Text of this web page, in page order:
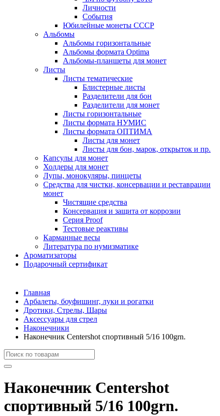
Личности
События
Юбилейные монеты СССР
Альбомы
Альбомы горизонтальные
Альбомы формата Optima
Альбомы-планшеты для монет
Листы
Листы тематические
Блистерные листы
Разделители для бон
Разделители для монет
Листы горизонтальные
Листы формата НУМИС
Листы формата ОПТИМА
Листы для монет
Листы для бон, марок, открыток и пр.
Капсулы для монет
Холдеры для монет
Лупы, монокуляры, пинцеты
Средства для чистки, консервации и реставрации
монет
Чистящие средства
Консервация и защита от коррозии
Серия Proof
Тестовые реактивы
Карманные весы
Литература по нумизматике
Ароматизаторы
Подарочный сертификат
Главная
Арбалеты, боуфишинг, луки и рогатки
Дротики, Стрелы, Шары
Аксессуары для стрел
Наконечники
Наконечник Centershot спортивный 5/16 100grn.
Наконечник Centershot
спортивный 5/16 100grn.